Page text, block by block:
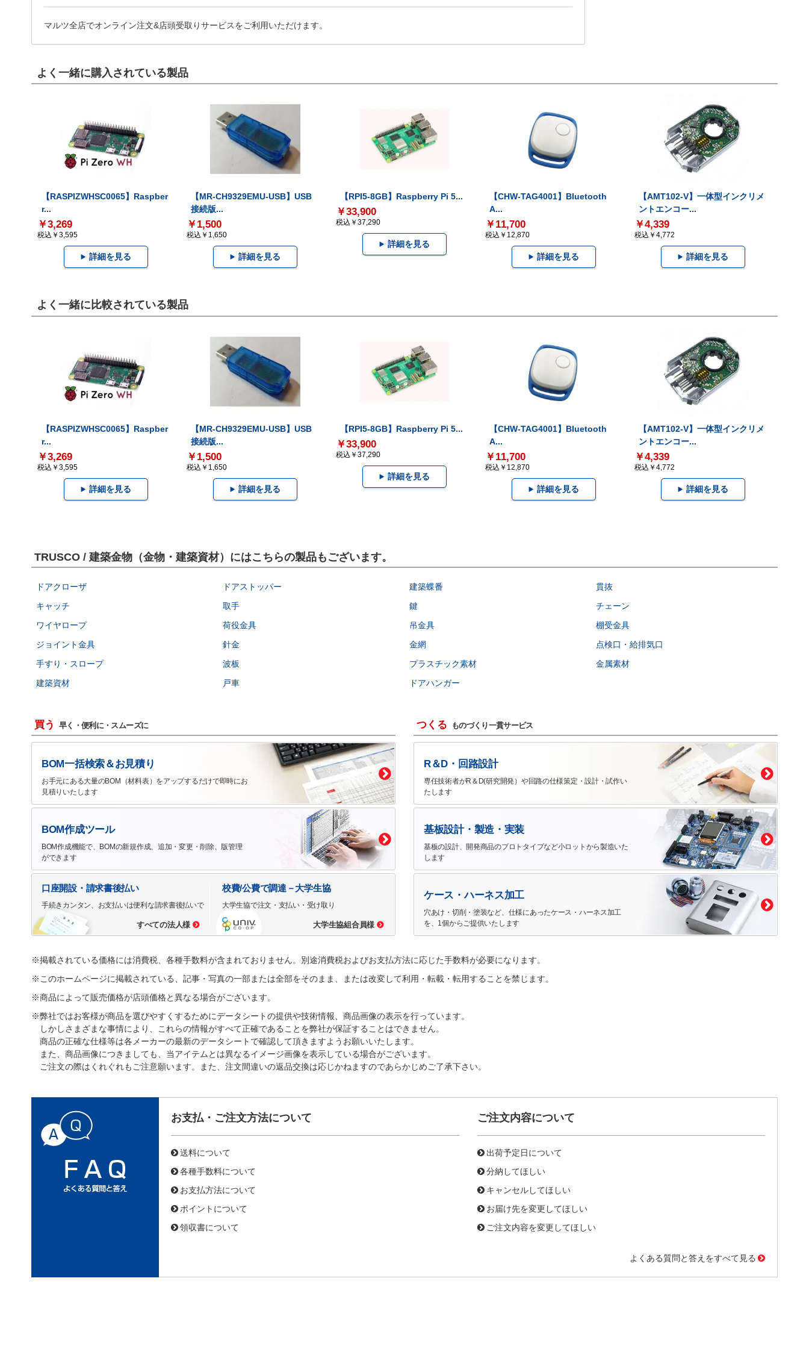
マルツ全店でオンライン注文&店頭受取りサービスをご利用いただけます。
よく一緒に購入されている製品
【RASPIZWHSC0065】Raspber
r...
￥3,269
税込￥3,595
詳細を見る
【MR-CH9329EMU-USB】USB
接続版...
￥1,500
税込￥1,650
詳細を見る
【RPI5-8GB】Raspberry Pi 5...
￥33,900
税込￥37,290
詳細を見る
【CHW-TAG4001】Bluetooth
A...
￥11,700
税込￥12,870
詳細を見る
【AMT102-V】一体型インクリメ
ントエンコー...
￥4,339
税込￥4,772
詳細を見る
よく一緒に比較されている製品
【RASPIZWHSC0065】Raspber
r...
￥3,269
税込￥3,595
詳細を見る
【MR-CH9329EMU-USB】USB
接続版...
￥1,500
税込￥1,650
詳細を見る
【RPI5-8GB】Raspberry Pi 5...
￥33,900
税込￥37,290
詳細を見る
【CHW-TAG4001】Bluetooth
A...
￥11,700
税込￥12,870
詳細を見る
【AMT102-V】一体型インクリメ
ントエンコー...
￥4,339
税込￥4,772
詳細を見る
TRUSCO / 建築金物（金物・建築資材）にはこちらの製品もございます。
ドアクローザ ドアストッパー 建築蝶番
貫抜
キャッチ
取手 鍵
チェーン
ワイヤロープ
荷役金具 吊金具
棚受金具
ジョイント金具
針金 金網
点検口・給排気口
手すり・スロープ
波板 プラスチック素材
金属素材
建築資材
戸車 ドアハンガー
買う 早く・便利に・スムーズに
BOM一括検索＆お見積り
お手元にある大量のBOM（材料表）をアップするだけで即時にお
見積りいたします
BOM作成ツール
BOM作成機能で、BOMの新規作成、追加・変更・削除、版管理
ができます
口座開設・請求書後払い
手続きカンタン、お支払いは便利な請求書後払いで
すべての法人様
校費/公費で調達－大学生協
大学生協で注文・支払い・受け取り
大学生協組合員様
つくる ものづくり一貫サービス
R＆D・回路設計
専任技術者がR＆D(研究開発）や回路の仕様策定・設計・試作い
たします
基板設計・製造・実装
基板の設計、開発商品のプロトタイプなど小ロットから製造いた
します
ケース・ハーネス加工
穴あけ・切削・塗装など、仕様にあったケース・ハーネス加工
を、1個からご提供いたします
※掲載されている価格には消費税、各種手数料が含まれておりません。別途消費税およびお支払方法に応じた手数料が必要になります。
※このホームページに掲載されている、記事・写真の一部または全部をそのまま、または改変して利用・転載・転用することを禁じます。
※商品によって販売価格が店頭価格と異なる場合がございます。
※弊社ではお客様が商品を選びやすくするためにデータシートの提供や技術情報、商品画像の表示を行っています。
しかしさまざまな事情により、これらの情報がすべて正確であることを弊社が保証することはできません。
商品の正確な仕様等は各メーカーの最新のデータシートで確認して頂きますようお願いいたします。
また、商品画像につきましても、当アイテムとは異なるイメージ画像を表示している場合がございます。
ご注文の際はくれぐれもご注意願います。また、注文間違いの返品交換は応じかねますのであらかじめご了承下さい。
お支払・ご注文方法について
送料について
各種手数料について
お支払方法について
ポイントについて
領収書について
ご注文内容について
出荷予定日について
分納してほしい
キャンセルしてほしい
お届け先を変更してほしい
ご注文内容を変更してほしい
よくある質問と答えをすべて見る